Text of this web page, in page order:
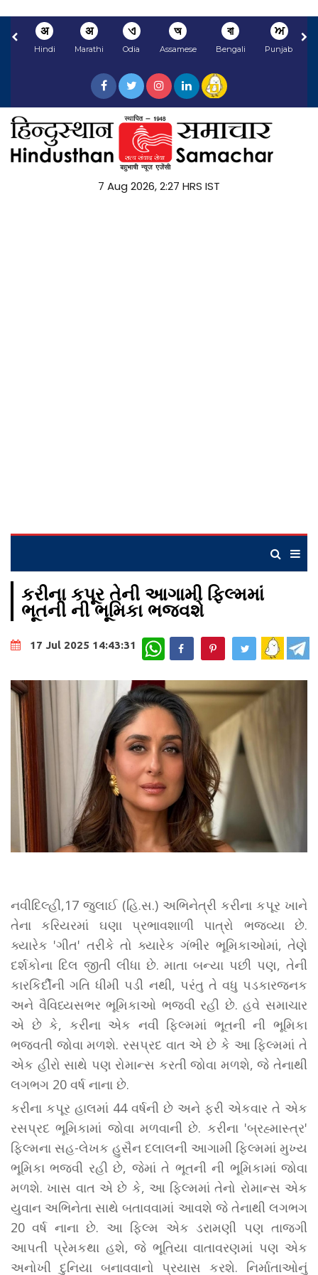
अ
Hindi
अ
Marathi
ଏ
Odia
অ
Assamese
বা
Bengali
ਅ
Punjabi
7 Aug 2026, 2:27 HRS IST
કરીના કપૂર તેની આગામી ફિલ્મમાં
ભૂતની ની ભૂમિકા ભજવશે
17 Jul 2025 14:43:31 WhatsApp
નવીદિલ્હી,17 જુલાઈ (હિ.સ.) અભિનેત્રી કરીના કપૂર ખાને
તેના કરિયરમાં ઘણા પ્રભાવશાળી પાત્રો ભજવ્યા છે.
ક્યારેક 'ગીત' તરીકે તો ક્યારેક ગંભીર ભૂમિકાઓમાં, તેણે
દર્શકોના દિલ જીતી લીધા છે. માતા બન્યા પછી પણ, તેની
કારકિર્દીની ગતિ ધીમી પડી નથી, પરંતુ તે વધુ પડકારજનક
અને વૈવિધ્યસભર ભૂમિકાઓ ભજવી રહી છે. હવે સમાચાર
એ છે કે, કરીના એક નવી ફિલ્મમાં ભૂતની ની ભૂમિકા
ભજવતી જોવા મળશે. રસપ્રદ વાત એ છે કે આ ફિલ્મમાં તે
એક હીરો સાથે પણ રોમાન્સ કરતી જોવા મળશે, જે તેનાથી
લગભગ 20 વર્ષ નાના છે.
કરીના કપૂર હાલમાં 44 વર્ષની છે અને ફરી એકવાર તે એક
રસપ્રદ ભૂમિકામાં જોવા મળવાની છે. કરીના 'બ્રહ્માસ્ત્ર'
ફિલ્મના સહ-લેખક હુસૈન દલાલની આગામી ફિલ્મમાં મુખ્ય
ભૂમિકા ભજવી રહી છે, જેમાં તે ભૂતની ની ભૂમિકામાં જોવા
મળશે. ખાસ વાત એ છે કે, આ ફિલ્મમાં તેનો રોમાન્સ એક
યુવાન અભિનેતા સાથે બતાવવામાં આવશે જે તેનાથી લગભગ
20 વર્ષ નાના છે. આ ફિલ્મ એક ડરામણી પણ તાજગી
આપતી પ્રેમકથા હશે, જે ભૂતિયા વાતાવરણમાં પણ એક
અનોખી દુનિયા બનાવવાનો પ્રયાસ કરશે. નિર્માતાઓનું